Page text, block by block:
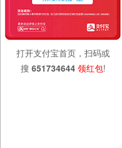
打开支付宝首页，扫码或
搜 651734644 领红包!